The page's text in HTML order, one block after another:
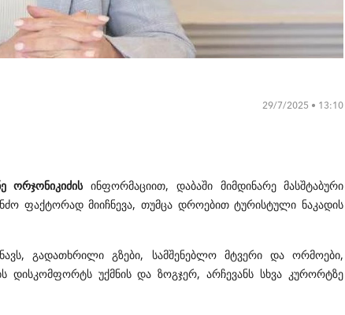
29/7/2025 • 13:10
ორჯონიკიძისინფორმაციით, დაბაშიმიმდინარე მასშტაბური
ფაქტორად მიიჩნევა, თუმცა დროებით ტურისტული ნაკადის
გადათხრილი გზები, სამშენებლო მტვერი და ორმოები,
უქმნის და ზოგჯერ, არჩევანს სხვა კურორტზე